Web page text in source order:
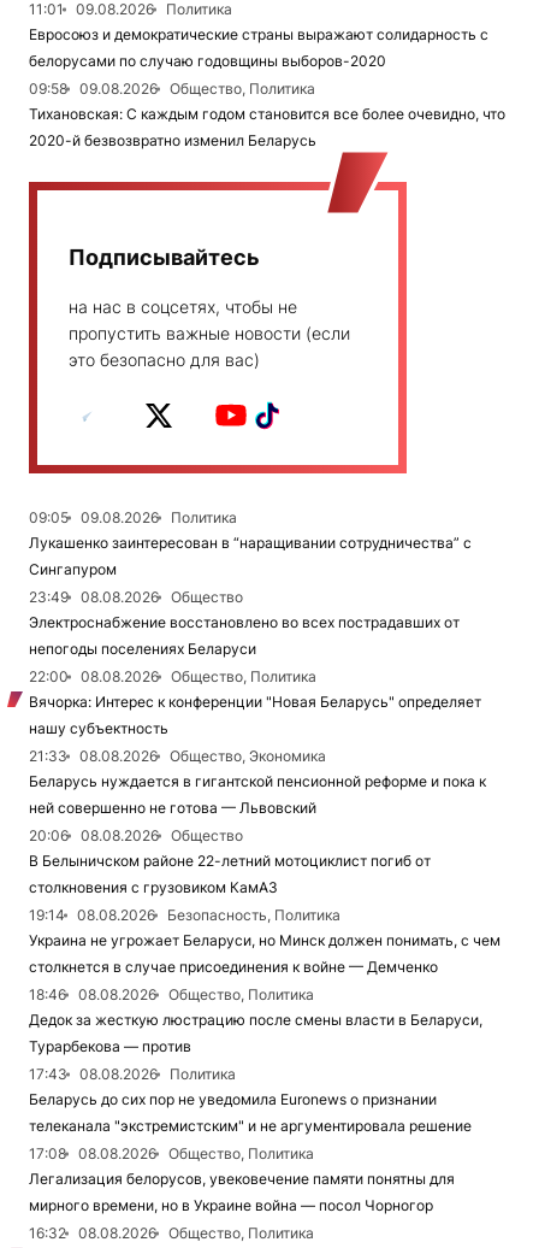
11:01 09.08.2026
Политика
Евросоюз и демократические страны выражают солидарность с
белорусами по случаю годовщины выборов-2020
09:58
09.08.2026
Общество, Политика
Тихановская: С каждым годом становится все более очевидно, что
2020-й безвозвратно изменил Беларусь
Подписывайтесь
на нас в соцсетях, чтобы не
пропустить важные новости (если
это безопасно для вас)
09:05 09.08.2026
Политика
Лукашенко заинтересован в “наращивании сотрудничества” с
Сингапуром
23:49
08.08.2026
Общество
Электроснабжение восстановлено во всех пострадавших от
непогоды поселениях Беларуси
22:00
08.08.2026
Общество, Политика
Вячорка: Интерес к конференции "Новая Беларусь" определяет
нашу субъектность
21:33
08.08.2026
Общество, Экономика
Беларусь нуждается в гигантской пенсионной реформе и пока к
ней совершенно не готова — Львовский
20:06
08.08.2026
Общество
В Белыничском районе 22-летний мотоциклист погиб от
столкновения с грузовиком КамАЗ
19:14
08.08.2026
Безопасность, Политика
Украина не угрожает Беларуси, но Минск должен понимать, с чем
столкнется в случае присоединения к войне — Демченко
18:46
08.08.2026
Общество, Политика
Дедок за жесткую люстрацию после смены власти в Беларуси,
Турарбекова — против
17:43
08.08.2026
Политика
Беларусь до сих пор не уведомила Euronews о признании
телеканала "экстремистским" и не аргументировала решение
17:08
08.08.2026
Общество, Политика
Легализация белорусов, увековечение памяти понятны для
мирного времени, но в Украине война — посол Чорногор
16:32
08.08.2026
Общество, Политика